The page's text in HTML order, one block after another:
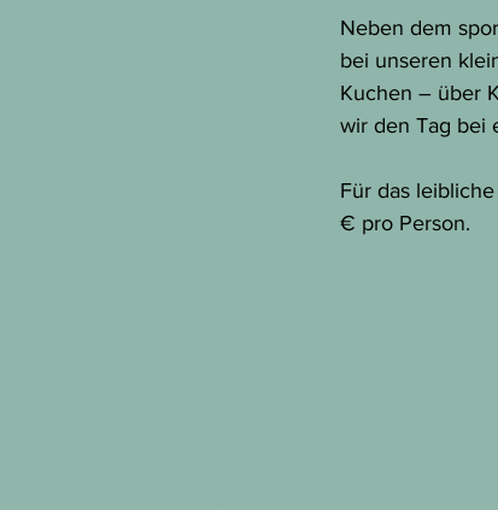
Neben dem
bei unseren
Kuchen – über
wir den Tag bei
Für das
€ pro Person.